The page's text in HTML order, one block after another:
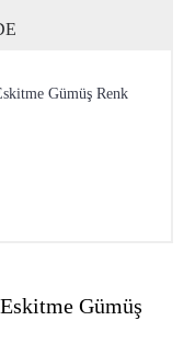
Gümüş Renk
Gümüş